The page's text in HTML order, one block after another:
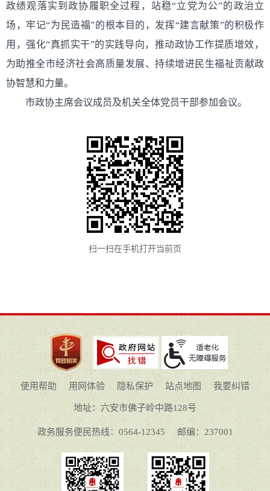
政绩观落实到政协履职全过程，站稳“立党为公”的政治立
场，牢记“为民造福”的根本目的，发挥“建言献策”的积极作
用，强化“真抓实干”的实践导向，推动政协工作提质增效，
为助推全市经济社会高质量发展、持续增进民生福祉贡献政
协智慧和力量。
市政协主席会议成员及机关全体党员干部参加会议。
扫一扫在手机打开当前页
使用帮助 用网体验 隐私保护 站点地图 我要纠错
地址：六安市佛子岭中路128号
政务服务便民热线：0564-12345 邮编：237001